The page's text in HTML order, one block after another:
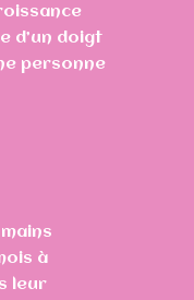
d’un doigt
personne
à
leur